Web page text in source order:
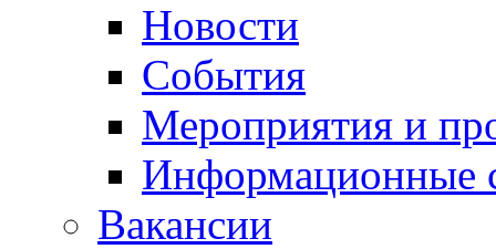
Новости
События
Мероприятия и
Информационные
Вакансии